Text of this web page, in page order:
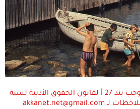
استعمال المضامين بموجب بند 27 أ لقانون الحقوق الأدبية لسنة